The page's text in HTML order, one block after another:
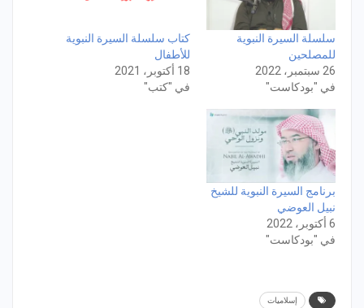
سلسلة السيرة النبوية
للمصلحين
26 سبتمبر، 2022
في "بودكاست"
كتاب سلسلة السيرة النبوية
للأطفال
18 أكتوبر، 2021
في "كتب"
برنامج السيرة النبوية للشيخ
نبيل العوضي
6 أكتوبر، 2022
في "بودكاست"
إسلاميات